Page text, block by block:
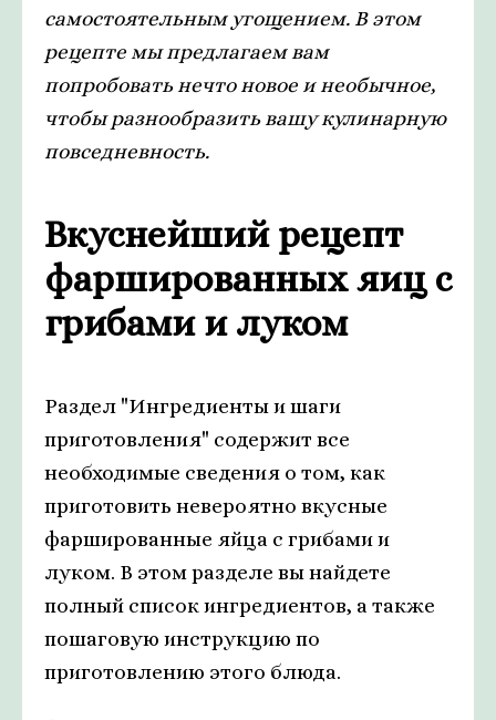
самостоятельным угощением. В этом
рецепте мы предлагаем вам
попробовать нечто новое и необычное,
чтобы разнообразить вашу кулинарную
повседневность.
Вкуснейший рецепт
фаршированных яиц с
грибами и луком
Раздел "Ингредиенты и шаги
приготовления" содержит все
необходимые сведения о том, как
приготовить невероятно вкусные
фаршированные яйца с грибами и
луком. В этом разделе вы найдете
полный список ингредиентов, а также
пошаговую инструкцию по
приготовлению этого блюда.